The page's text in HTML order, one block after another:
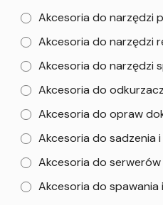
Akcesoria do narzędzi
Akcesoria do narzędzi
Akcesoria do narzędzi
Akcesoria do
Akcesoria do opraw
Akcesoria do sadzenia
Akcesoria do serwerów
Akcesoria do spawania